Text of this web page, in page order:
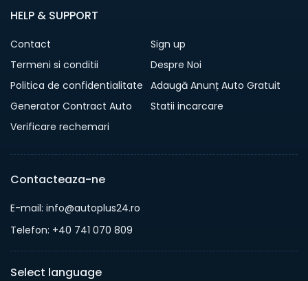
HELP & SUPPORT
Contact
Sign up
Termeni si conditii
Despre Noi
Politica de confidentialitate Adaugă Anunț Auto Gratuit
Generator Contract Auto
Statii incarcare
Verificare rechemari
Contacteaza-ne
E-mail: info@autoplus24.ro
Telefon: +40 741 070 809
Select language